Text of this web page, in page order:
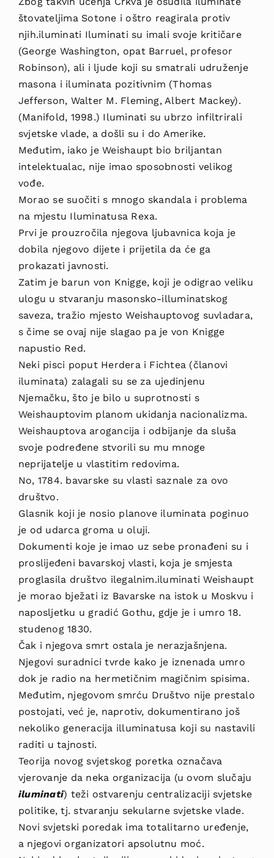
štovateljima Sotone i oštro reagirala protiv
njih.iluminati Iluminati su imali svoje kritičare
(George Washington, opat Barruel, profesor
Robinson), ali i ljude koji su smatrali udruženje
masona i iluminata pozitivnim (Thomas
Jefferson, Walter M. Fleming, Albert Mackey).
(Manifold, 1998.) Iluminati su ubrzo infiltrirali
svjetske vlade, a došli su i do Amerike.
Međutim, iako je Weishaupt bio briljantan
intelektualac, nije imao sposobnosti velikog
vođe.
Morao se suočiti s mnogo skandala i problema
na mjestu Iluminatusa Rexa.
Prvi je prouzročila njegova ljubavnica koja je
dobila njegovo dijete i prijetila da će ga
prokazati javnosti.
Zatim je barun von Knigge, koji je odigrao veliku
ulogu u stvaranju masonsko-illuminatskog
saveza, tražio mjesto Weishauptovog suvladara,
s čime se ovaj nije slagao pa je von Knigge
napustio Red.
Neki pisci poput Herdera i Fichtea (članovi
iluminata) zalagali su se za ujedinjenu
Njemačku, što je bilo u suprotnosti s
Weishauptovim planom ukidanja nacionalizma.
Weishauptova arogancija i odbijanje da sluša
svoje podređene stvorili su mu mnoge
neprijatelje u vlastitim redovima.
No, 1784. bavarske su vlasti saznale za ovo
društvo.
Glasnik koji je nosio planove iluminata poginuo
je od udarca groma u oluji.
Dokumenti koje je imao uz sebe pronađeni su i
proslijeđeni bavarskoj vlasti, koja je smjesta
proglasila društvo ilegalnim.iluminati Weishaupt
je morao bježati iz Bavarske na istok u Moskvu i
naposljetku u gradić Gothu, gdje je i umro 18.
studenog 1830.
Čak i njegova smrt ostala je nerazjašnjena.
Njegovi suradnici tvrde kako je iznenada umro
dok je radio na hermetičnim magičnim spisima.
Međutim, njegovom smrću Društvo nije prestalo
postojati, već je, naprotiv, dokumentirano još
nekoliko generacija illuminatusa koji su nastavili
raditi u tajnosti.
Teorija novog svjetskog poretka označava
vjerovanje da neka organizacija (u ovom slučaju
iluminati) teži ostvarenju centralizaciji svjetske
politike, tj. stvaranju sekularne svjetske vlade.
Novi svjetski poredak ima totalitarno uređenje,
a njegovi organizatori apsolutnu moć.